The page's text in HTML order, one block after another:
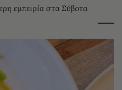
εμπειρία στα Σύβοτα